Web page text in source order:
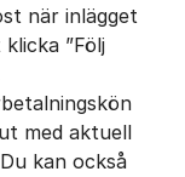
när inlägget
”Följ
med aktuell
kan också